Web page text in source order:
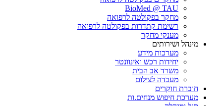
BioMed @ TAU
מחקר בפקולטה לרפואה
רשימת קתדרות בפקולטה לרפואה
מענקי מחקר
מינהל ושירותים
מערכות מידע
יחידות רכש ואינוונטר
משרד אב הבית
מעבדה לצילום
חוברת חוקרים
מערכת חיפוש מנחים.ות